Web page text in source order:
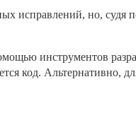
исправлений, но,
инструментов
код. Альтернативно,